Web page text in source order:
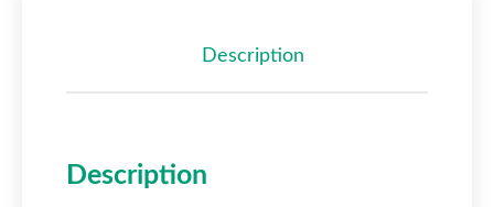
Description
Description